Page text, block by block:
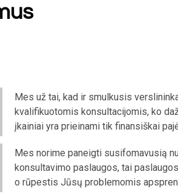
Mes už tai, kad ir smulkusis
kvalifikuotomis konsultacijomis, ko
įkainiai yra prieinami tik finansiškai
Mes norime paneigti susifomavusią
konsultavimo paslaugos, tai
o rūpestis Jūsų problemomis